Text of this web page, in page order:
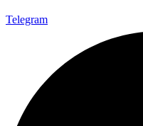
Telegram